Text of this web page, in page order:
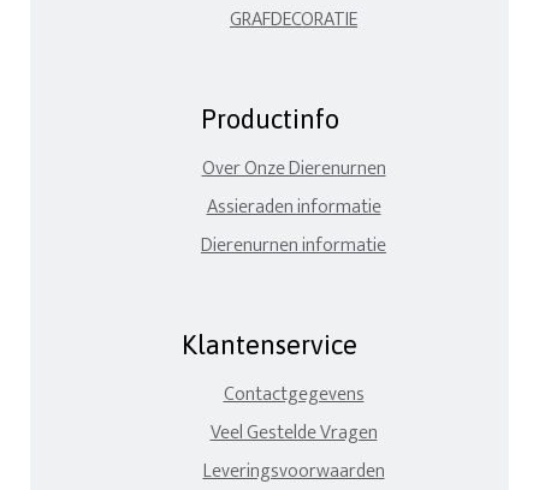
GRAFDECORATIE
Productinfo
Over Onze Dierenurnen
Assieraden informatie
Dierenurnen informatie
Klantenservice
Contactgegevens
Veel Gestelde Vragen
Leveringsvoorwaarden